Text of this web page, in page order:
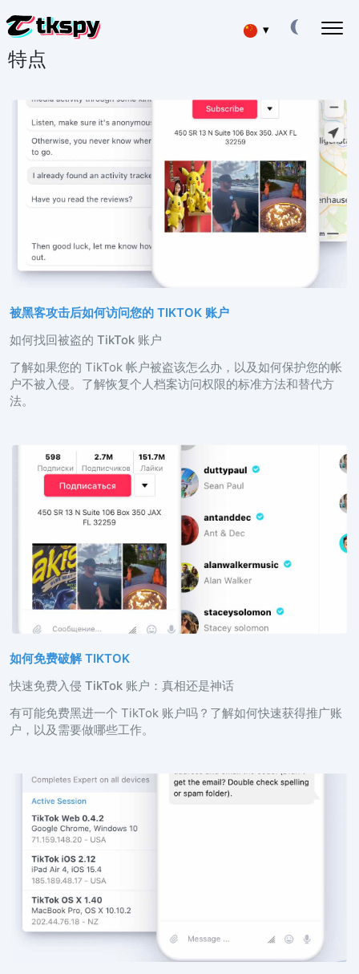
▾
Español
English
Français
Хинди हिन्दी
Italiano
Türkçe
恢复 TIKTOK
在线恢复已删除的聊天记录
查找某人的位置
TIKTOK 订阅者生成器
添加更多订阅者
费用
问题
联盟计划
关于我们
评论
特点
被黑客攻击后如何访问您的 TIKTOK 账户
如何找回被盗的 TikTok 账户
了解如果您的 TikTok 帐户被盗该怎么办，以及如何保护您的帐
户不被入侵。了解恢复个人档案访问权限的标准方法和替代方
法。
如何免费破解 TIKTOK
快速免费入侵 TikTok 账户：真相还是神话
有可能免费黑进一个 TikTok 账户吗？了解如何快速获得推广账
户，以及需要做哪些工作。